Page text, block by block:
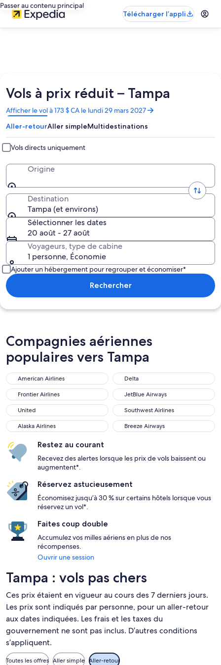
Passer au contenu principal
Télécharger l’appli
Vols à prix réduit – Tampa
Afficher le vol à 173 $ CA le lundi 29 mars 2027
S’ouvre
dans
une
nouvelle
fenêtre
Aller-retourAller simpleMultidestinations
Vols directs uniquement
Origine
Destination
Tampa (et environs)
Sélectionner les dates
20 août - 27 août
Voyageurs, type de cabine
1 personne, Économie
Ajouter un hébergement pour regrouper et économiser*
Rechercher
Compagnies aériennes
populaires vers Tampa
American Airlines
American Airlines Delta
Delta
Frontier Airlines
Frontier Airlines JetBlue Airways
JetBlue Airways
United
United Southwest Airlines
Southwest Airlines
Alaska Airlines
Alaska Airlines Breeze Airways
Breeze Airways
Restez au courant
Recevez des alertes lorsque les prix de vols baissent ou
augmentent*.
Réservez astucieusement
Économisez jusqu’à 30 % sur certains hôtels lorsque vous
réservez un vol*.
Faites coup double
Accumulez vos milles aériens en plus de nos
récompenses.
Ouvrir une session
Tampa : vols pas chers
Ces prix étaient en vigueur au cours des 7 derniers jours.
Les prix sont indiqués par personne, pour un aller-retour
aux dates indiquées. Les frais et les taxes du
gouvernement ne sont pas inclus. D’autres conditions
s’appliquent.
Toutes les offres Aller simple Aller-retour